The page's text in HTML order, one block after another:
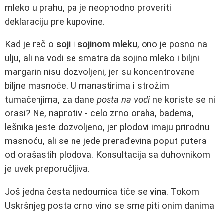
mleko u prahu, pa je neophodno proveriti
deklaraciju pre kupovine.
Kad je reč o soji i sojinom mleku, ono je posno na
ulju, ali na vodi se smatra da sojino mleko i biljni
margarin nisu dozvoljeni, jer su koncentrovane
biljne masnoće. U manastirima i strožim
tumačenjima, za dane posta na vodine koriste se ni
orasi? Ne, naprotiv - celo zrno oraha, badema,
lešnika jeste dozvoljeno, jer plodovi imaju prirodnu
masnoću, ali se ne jede prerađevina poput putera
od orašastih plodova. Konsultacija sa duhovnikom
je uvek preporučljiva.
Još jedna česta nedoumica tiče se vina. Tokom
Uskršnjeg posta crno vino se sme piti onim danima